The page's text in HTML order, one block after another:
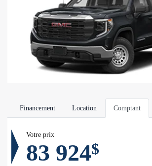
Financement Location Comptant
Votre prix
83 924$